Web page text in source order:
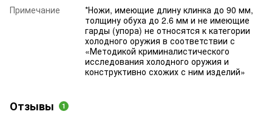
Примечание
*Ножи, имеющие длину клинка до 90 мм,
толщину обуха до 2.6 мм и не имеющие
гарды (упора) не относятся к категории
холодного оружия в соответствии с
«Методикой криминалистического
исследования холодного оружия и
конструктивно схожих с ним изделий»
Отзывы 1